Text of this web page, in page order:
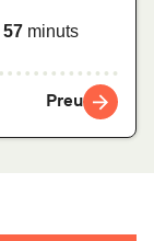
57 minuts
Preu